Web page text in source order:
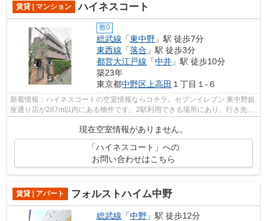
賃貸 | マンション ハイネスコート
敷0
総武線 「東中野 」駅 徒歩7分
東西線 「落合 」駅 徒歩3分
都営大江戸線 「中井 」駅 徒歩10分
築23年
東京都中野区 上高田 １丁目１-６
新着情報：ハイネスコートの空室情報ならコチラ。セブンイレブン 東中野銀
座通り店が287m以内にある物件です。2駅利用できる場所にあり、行き先に
現在空室情報がありません。
「ハイネスコート」への
お問い合わせはこちら
賃貸 | アパート フォルストハイム中野
総武線 「中野 」駅 徒歩12分